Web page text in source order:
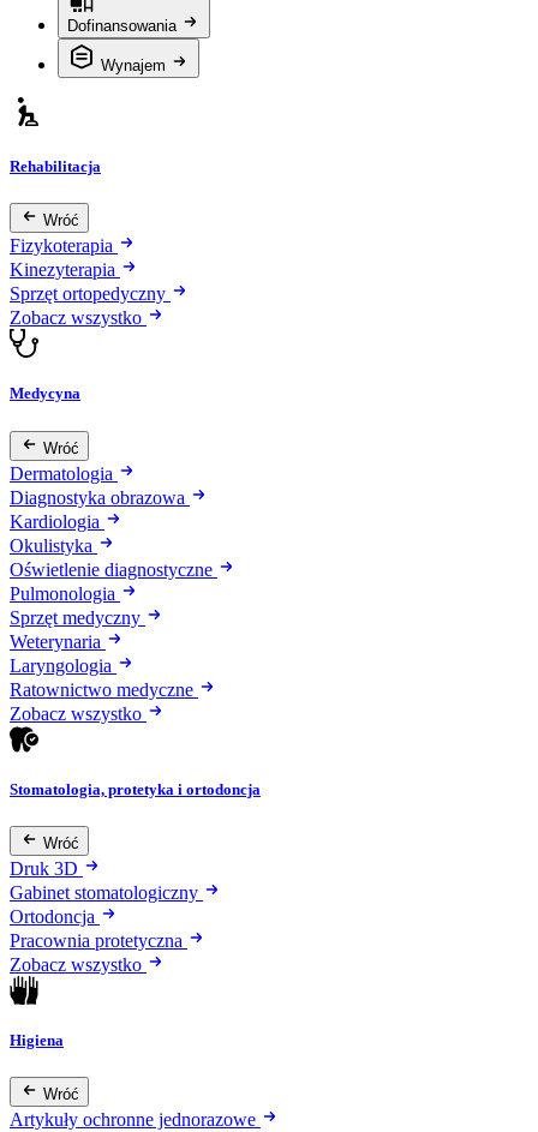
Dofinansowania
Wynajem
Rehabilitacja
Wróć
Fizykoterapia
Kinezyterapia
Sprzęt ortopedyczny
Zobacz wszystko
Medycyna
Wróć
Dermatologia
Diagnostyka obrazowa
Kardiologia
Okulistyka
Oświetlenie diagnostyczne
Pulmonologia
Sprzęt medyczny
Weterynaria
Laryngologia
Ratownictwo medyczne
Zobacz wszystko
Stomatologia, protetyka i ortodoncja
Wróć
Druk 3D
Gabinet stomatologiczny
Ortodoncja
Pracownia protetyczna
Zobacz wszystko
Higiena
Wróć
Artykuły ochronne jednorazowe